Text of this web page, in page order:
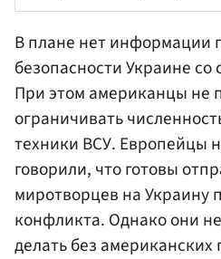
В плане нет информации
безопасности Украине
При этом американцы не
ограничивать
техники ВСУ. Европейцы
говорили, что готовы
миротворцев на Украину
конфликта. Однако они
делать без